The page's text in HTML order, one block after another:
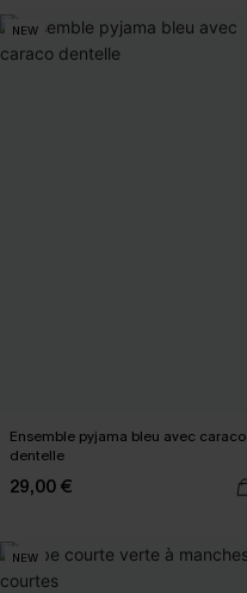
NEW
Ensemble pyjama bleu avec caraco
dentelle
29,00 €
NEW